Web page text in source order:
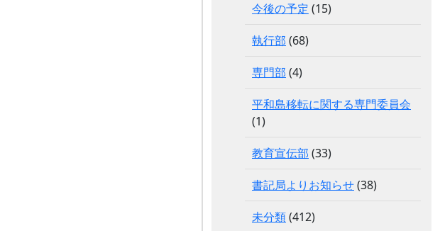
今後の予定 (15)
執行部 (68)
専門部 (4)
平和島移転に関する専門委員会
(1)
教育宣伝部 (33)
書記局よりお知らせ(38)
未分類(412)